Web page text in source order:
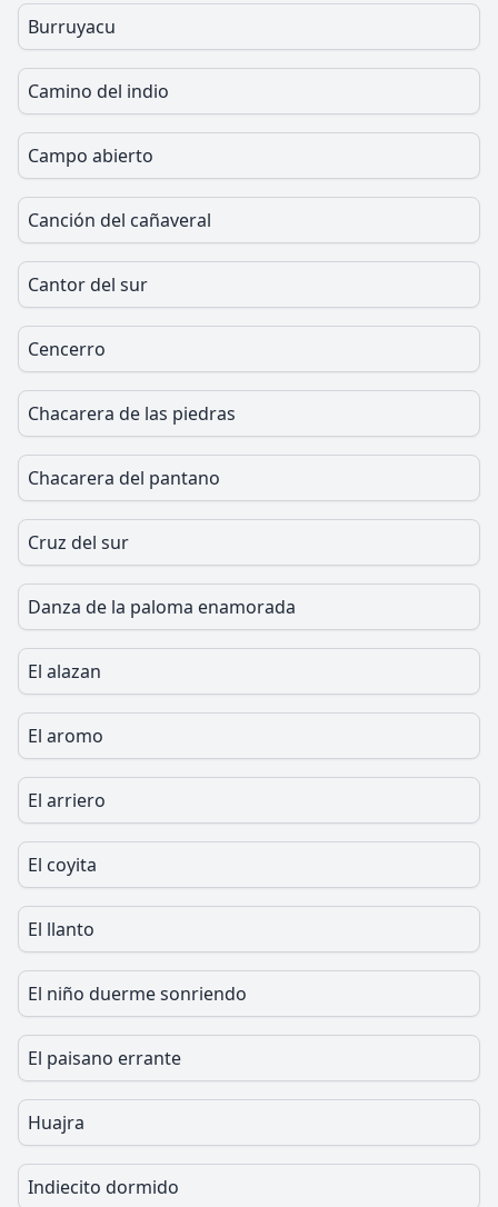
Burruyacu
Camino del indio
Campo abierto
Canción del cañaveral
Cantor del sur
Cencerro
Chacarera de las piedras
Chacarera del pantano
Cruz del sur
Danza de la paloma enamorada
El alazan
El aromo
El arriero
El coyita
El llanto
El niño duerme sonriendo
El paisano errante
Huajra
Indiecito dormido